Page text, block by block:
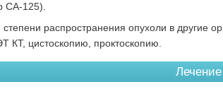
СА-125).
распространения опухоли в другие
КТ, цистоскопию, проктоскопию.